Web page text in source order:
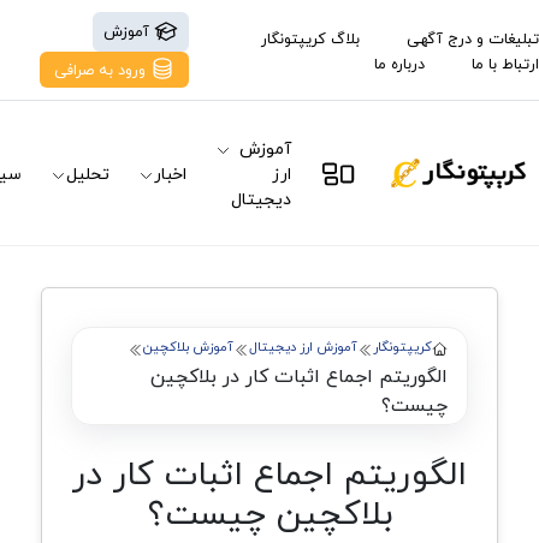
تبلیغات و درج آگهی
بلاگ کریپتونگار
ارتباط با ما
درباره ما
آموزش
ورود به صرافی
آموزش
ارز
دیجیتال
اخبار تحلیل
کریپتونگار آموزش ارز دیجیتال آموزش بلاکچین
الگوریتم اجماع اثبات کار در بلاکچین
چیست؟
الگوریتم اجماع اثبات کار در
بلاکچین چیست؟